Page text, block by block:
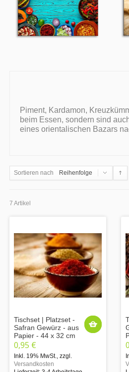
Piment, Kardamon,
beim Essen, sondern sind
eines orientalischen Bazars
Sortieren nach Reihenfolge
7 Artikel
Tischset | Platzset -
Safran Gewürz - aus
Papier - 44 x 32 cm
0,95 €
Inkl. 19% MwSt. zzgl.
Versandkosten